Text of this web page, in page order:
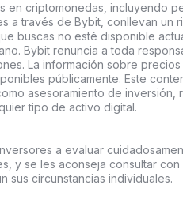
en criptomonedas, incluyendo
a través de Bybit, conllevan un
buscas no esté disponible
Bybit renuncia a toda
La información sobre
públicamente. Este
asesoramiento de
tipo de activo digital.
a evaluar
y se les aconseja consultar
sus circunstancias individuales.